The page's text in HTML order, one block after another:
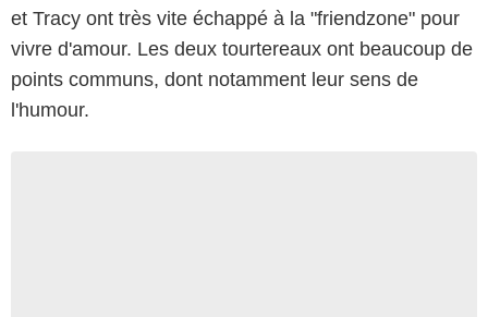
et Tracy ont très vite échappé à la "friendzone" pour
vivre d'amour. Les deux tourtereaux ont beaucoup de
points communs, dont notamment leur sens de
l'humour.